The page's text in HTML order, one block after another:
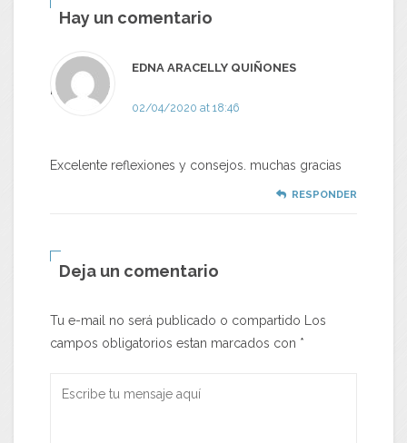
Hay un comentario
EDNA ARACELLY QUIÑONES
MONTAÑO
02/04/2020 at 18:46
Excelente reflexiones y consejos. muchas gracias
RESPONDER
Deja un comentario
Tu e-mail no será publicado o compartido Los
campos obligatorios estan marcados con *